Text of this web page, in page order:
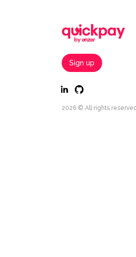
Sign up
2026 © All rights